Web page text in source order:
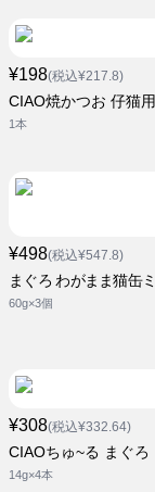
¥198(税込¥217.8)
CIAO焼かつお 仔猫用
1本
¥498(税込¥547.8)
まぐろ わがまま猫缶
60g×3個
¥308(税込¥332.64)
CIAOちゅ~る まぐろ
14g×4本